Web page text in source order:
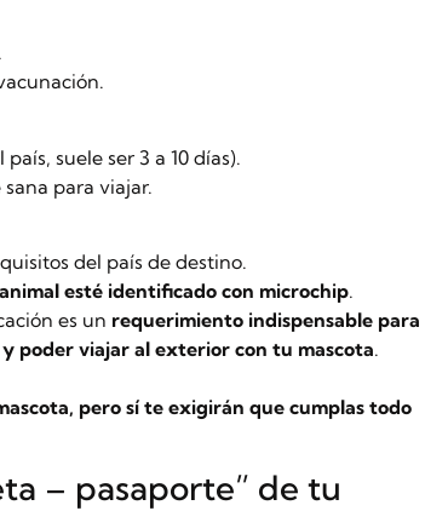
suele ser 3 a 10 días).
para viajar.
del país de destino.
esté identificado con microchip.
es un requerimiento indispensable para
poder viajar al exterior con tu mascota.
pero sí te exigirán que cumplas todo
– pasaporte” de tu